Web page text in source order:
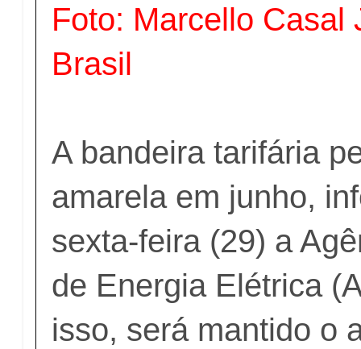
Foto: Marcello Casal
Brasil
© RICARDO STUCKERT/PR
A bandeira tarifária
amarela em junho,
sexta-feira (29) a
de Energia Elétrica
isso, será mantido o